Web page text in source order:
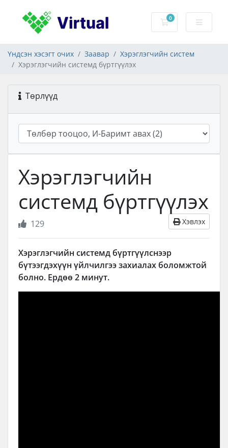
0
Сагс
Үндсэн хэсэгт очих Заавар
Хэрэглэгчийн систем
Хэрэглэгчийн системд бүртгүүлэх
Төрлүүд
Хэрэглэгчийн
системд бүртгүүлэх
Хэвлэх
129
Хэрэглэгчийн системд бүртгүүлснээр
бүтээгдэхүүн үйлчилгээ захиалах боломжтой
болно. Ердөө 2 минут.